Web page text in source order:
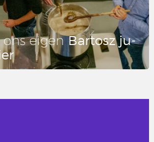
ons eigenBartosz ju­